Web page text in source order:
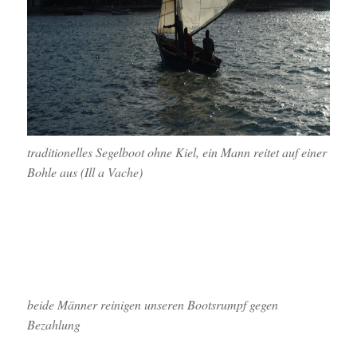
traditionelles Segelboot ohne Kiel, ein Mann reitet auf einer
Bohle aus (Ill a Vache)
beide Männer reinigen unseren Bootsrumpf gegen
Bezahlung